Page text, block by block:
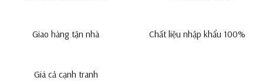
Giao hàng tận nhà Chất liệu nhập khẩu 100%
Giá cả cạnh tranh